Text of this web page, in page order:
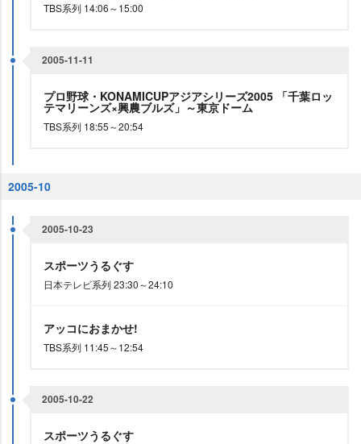
TBS系列 14:06～15:00
2005-11-11
プロ野球・KONAMICUPアジアシリーズ2005 「千葉ロッ
テマリーンズ×興農ブルズ」～東京ドーム
TBS系列 18:55～20:54
2005-10
2005-10-23
スポーツうるぐす
日本テレビ系列 23:30～24:10
アッコにおまかせ!
TBS系列 11:45～12:54
2005-10-22
スポーツうるぐす